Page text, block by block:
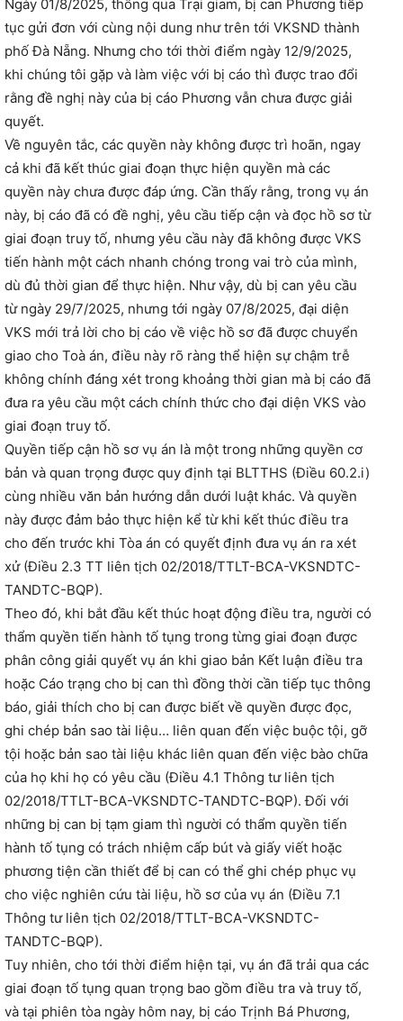
Ngày 01/8/2025, thông qua Trại giam, bị can Phương tiếp
tục gửi đơn với cùng nội dung như trên tới VKSND thành
phố Đà Nẵng. Nhưng cho tới thời điểm ngày 12/9/2025,
khi chúng tôi gặp và làm việc với bị cáo thì được trao đổi
rằng đề nghị này của bị cáo Phương vẫn chưa được giải
quyết.
Về nguyên tắc, các quyền này không được trì hoãn, ngay
cả khi đã kết thúc giai đoạn thực hiện quyền mà các
quyền này chưa được đáp ứng. Cần thấy rằng, trong vụ án
này, bị cáo đã có đề nghị, yêu cầu tiếp cận và đọc hồ sơ từ
giai đoạn truy tố, nhưng yêu cầu này đã không được VKS
tiến hành một cách nhanh chóng trong vai trò của mình,
dù đủ thời gian để thực hiện. Như vậy, dù bị can yêu cầu
từ ngày 29/7/2025, nhưng tới ngày 07/8/2025, đại diện
VKS mới trả lời cho bị cáo về việc hồ sơ đã được chuyển
giao cho Toà án, điều này rõ ràng thể hiện sự chậm trễ
không chính đáng xét trong khoảng thời gian mà bị cáo đã
đưa ra yêu cầu một cách chính thức cho đại diện VKS vào
giai đoạn truy tố.
Quyền tiếp cận hồ sơ vụ án là một trong những quyền cơ
bản và quan trọng được quy định tại BLTTHS (Điều 60.2.i)
cùng nhiều văn bản hướng dẫn dưới luật khác. Và quyền
này được đảm bảo thực hiện kể từ khi kết thúc điều tra
cho đến trước khi Tòa án có quyết định đưa vụ án ra xét
xử (Điều 2.3 TT liên tịch 02/2018/TTLT-BCA-VKSNDTC-
TANDTC-BQP).
Theo đó, khi bắt đầu kết thúc hoạt động điều tra, người có
thẩm quyền tiến hành tố tụng trong từng giai đoạn được
phân công giải quyết vụ án khi giao bản Kết luận điều tra
hoặc Cáo trạng cho bị can thì đồng thời cần tiếp tục thông
báo, giải thích cho bị can được biết về quyền được đọc,
ghi chép bản sao tài liệu… liên quan đến việc buộc tội, gỡ
tội hoặc bản sao tài liệu khác liên quan đến việc bào chữa
của họ khi họ có yêu cầu (Điều 4.1 Thông tư liên tịch
02/2018/TTLT-BCA-VKSNDTC-TANDTC-BQP). Đối với
những bị can bị tạm giam thì người có thẩm quyền tiến
hành tố tụng có trách nhiệm cấp bút và giấy viết hoặc
phương tiện cần thiết để bị can có thể ghi chép phục vụ
cho việc nghiên cứu tài liệu, hồ sơ của vụ án (Điều 7.1
Thông tư liên tịch 02/2018/TTLT-BCA-VKSNDTC-
TANDTC-BQP).
Tuy nhiên, cho tới thời điểm hiện tại, vụ án đã trải qua các
giai đoạn tố tụng quan trọng bao gồm điều tra và truy tố,
và tại phiên tòa ngày hôm nay, bị cáo Trịnh Bá Phương,